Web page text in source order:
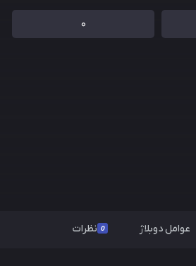
0
عوامل دوبلاژ 0 نظرات